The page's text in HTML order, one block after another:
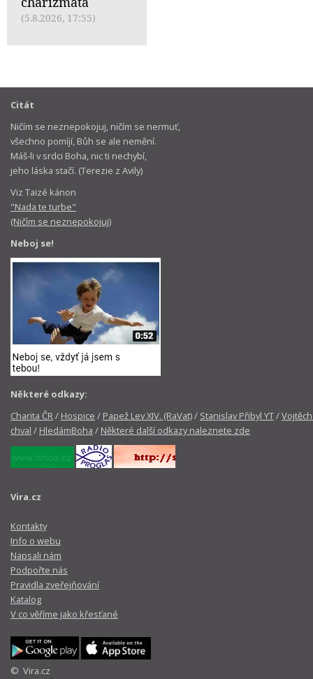
(5.8.2026, 17:55)
Citát
Ničím se neznepokojuj, ničím se nermuť,
všechno pomíjí, Bůh se ale nemění.
Máš-li v srdci Boha, nic ti nechybí,
jeho láska stačí. (Terezie z Avily)
Viz Taizé kánon
"Nada te turbe"
(Ničím se neznepokojuj)
Neboj se!
Některé odkazy:
Charita ČR/ Hospice / Papež Lev XIV. (RaVat)/ Stanislav Přibyl YT/
chval / HledámBoha / Některé další odkazy naleznete zde
Vira.cz
Kontakty
Info o webu
Napsali nám
Podpořte nás
Pravidla zveřejňování
Katalog
V co věříme jako křesťané
© Vira.cz